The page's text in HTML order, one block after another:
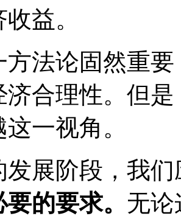
益。
方法论固然重
济合理性。但
一视角。
发展阶段，我
的要求。 无